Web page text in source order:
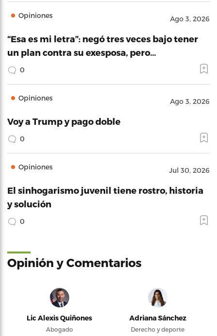
Opiniones Ago 3, 2026
“Esa es mi letra”: negó tres veces bajo tener
un plan contra su exesposa, pero…
0
Opiniones Ago 3, 2026
Voy a Trump y pago doble
0
Opiniones Jul 30, 2026
El sinhogarismo juvenil tiene rostro, historia
y solución
0
Opinión y Comentarios
Lic Alexis Quiñones
Abogado
Adriana Sánchez
Derecho y deporte